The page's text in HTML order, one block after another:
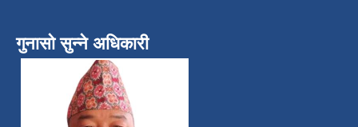
गुनासो सुन्ने अधिकारी